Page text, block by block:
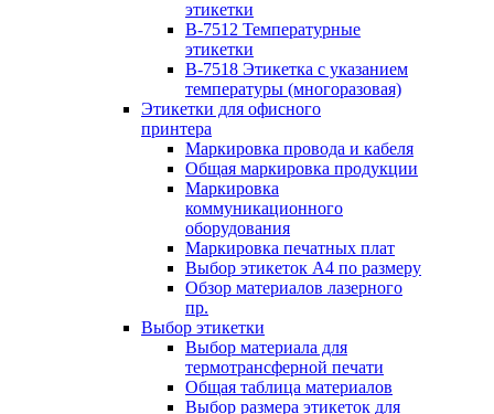
этикетки
B-7512 Температурные
этикетки
B-7518 Этикетка с указанием
температуры (многоразовая)
Этикетки для офисного
принтера
Маркировка провода и кабеля
Общая маркировка продукции
Маркировка
коммуникационного
оборудования
Маркировка печатных плат
Выбор этикеток А4 по размеру
Обзор материалов лазерного
пр.
Выбор этикетки
Выбор материала для
термотрансферной печати
Общая таблица материалов
Выбор размера этикеток для